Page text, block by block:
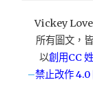
Vickey
所有圖文，
以創用CC
–禁止改作4.0